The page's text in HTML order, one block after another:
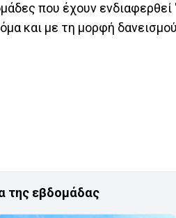
που έχουν ενδιαφερθεί
και με τη μορφή
της εβδομάδας